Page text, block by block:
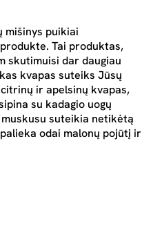
mišinys puikiai
Tai produktas,
skutimuisi dar daugiau
kvapas suteiks Jūsų
ir apelsinų kvapas,
su kadagio uogų
suteikia netikėtą
odai malonų pojūtį ir